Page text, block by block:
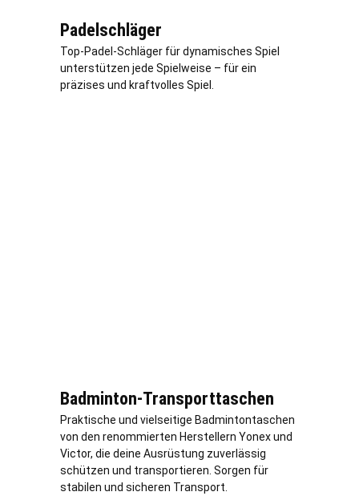
Padelschläger
Top-Padel-Schläger für dynamisches Spiel
unterstützen jede Spielweise – für ein
präzises und kraftvolles Spiel.
Badminton-Transporttaschen
Praktische und vielseitige Badmintontaschen
von den renommierten Herstellern Yonex und
Victor, die deine Ausrüstung zuverlässig
schützen und transportieren. Sorgen für
stabilen und sicheren Transport.